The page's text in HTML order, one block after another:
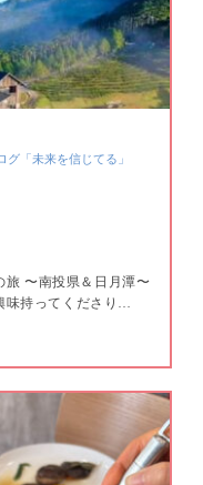
グ「未来を信じてる」
〜南投県＆日月潭〜
味持ってくださり…